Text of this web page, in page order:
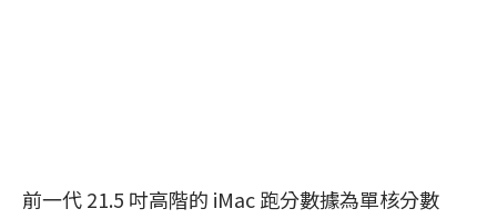
前一代 21.5 吋高階的 iMac‌ 跑分數據為單核分數